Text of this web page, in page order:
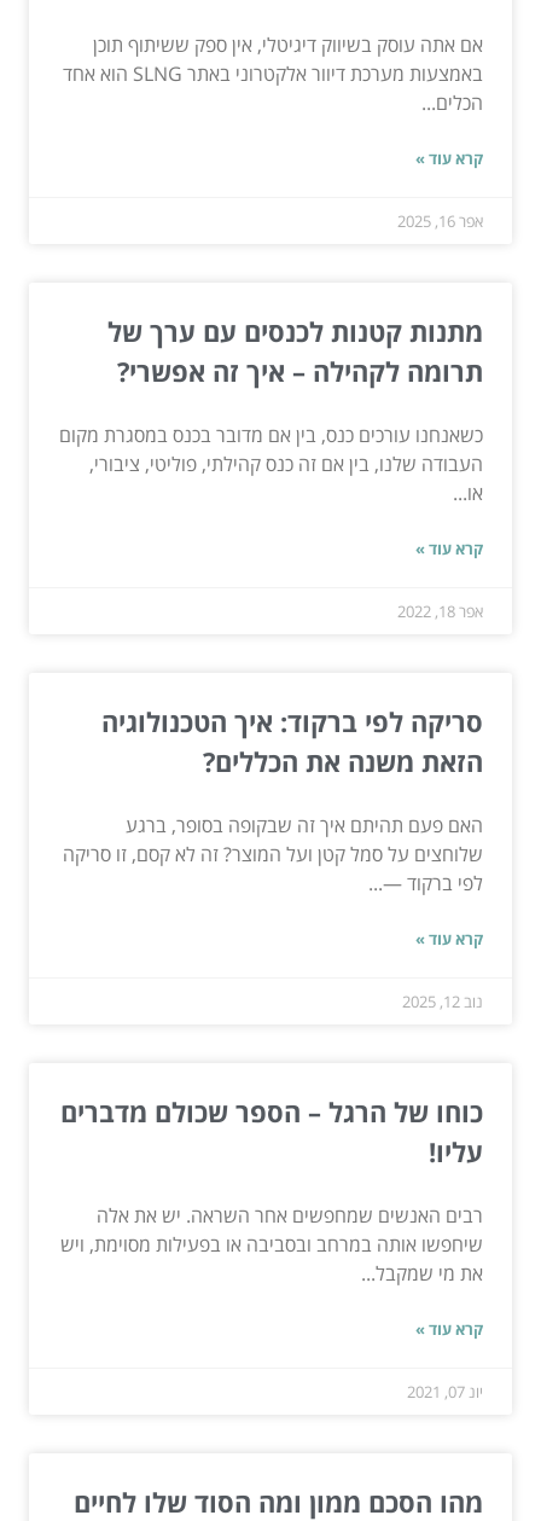
אם אתה עוסק בשיווק דיגיטלי, אין ספק ששיתוף תוכן
באמצעות מערכת דיוור אלקטרוני באתר SLNG הוא אחד
הכלים...
קרא עוד »
אפר 16, 2025
מתנות קטנות לכנסים עם ערך של
תרומה לקהילה – איך זה אפשרי?
כשאנחנו עורכים כנס, בין אם מדובר בכנס במסגרת מקום
העבודה שלנו, בין אם זה כנס קהילתי, פוליטי, ציבורי,
או...
קרא עוד »
אפר 18, 2022
סריקה לפי ברקוד: איך הטכנולוגיה
הזאת משנה את הכללים?
האם פעם תהיתם איך זה שבקופה בסופר, ברגע
שלוחצים על סמל קטן ועל המוצר? זה לא קסם, זו סריקה
לפי ברקוד —...
קרא עוד »
נוב 12, 2025
כוחו של הרגל – הספר שכולם מדברים
עליו!
רבים האנשים שמחפשים אחר השראה. יש את אלה
שיחפשו אותה במרחב ובסביבה או בפעילות מסוימת, ויש
את מי שמקבל...
קרא עוד »
יונ 07, 2021
מהו הסכם ממון ומה הסוד שלו לחיים